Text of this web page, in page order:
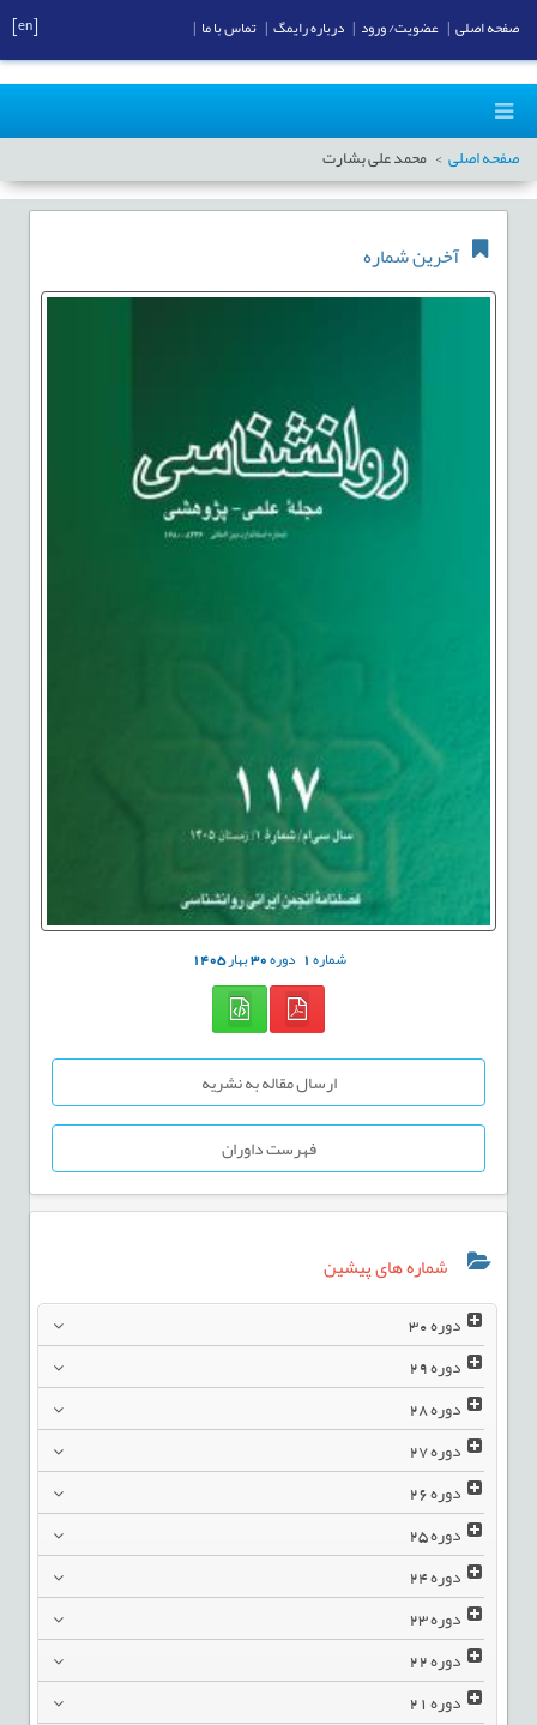
صفحه اصلی محمد علی بشارت
آخرین شماره
شماره1 دوره30بهار1405
ارسال مقاله به نشریه
فهرست داوران
شماره های پیشین
دوره30
دوره29
دوره28
دوره27
دوره26
دوره25
دوره24
دوره23
دوره22
دوره21
صفحه اصلی عضویت/ ورود درباره رایمگ تماس با ما